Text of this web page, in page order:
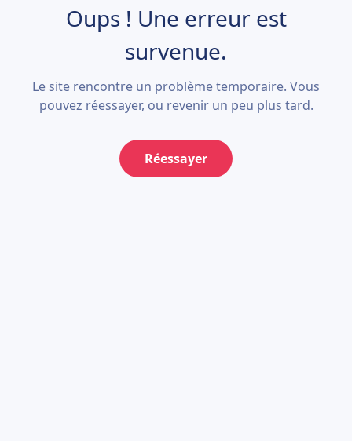
Oups ! Une erreur est
survenue.
Le site rencontre un problème temporaire. Vous
pouvez réessayer, ou revenir un peu plus tard.
Réessayer